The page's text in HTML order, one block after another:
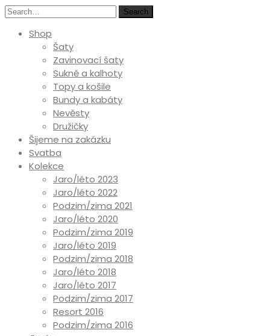
Search
Shop
Šaty
Zavinovací šaty
Sukně a kalhoty
Topy a košile
Bundy a kabáty
Nevěsty
Družičky
Šijeme na zakázku
Svatba
Kolekce
Jaro/léto 2023
Jaro/léto 2022
Podzim/zima 2021
Jaro/léto 2020
Podzim/zima 2019
Jaro/léto 2019
Podzim/zima 2018
Jaro/léto 2018
Jaro/léto 2017
Podzim/zima 2017
Resort 2016
Podzim/zima 2016